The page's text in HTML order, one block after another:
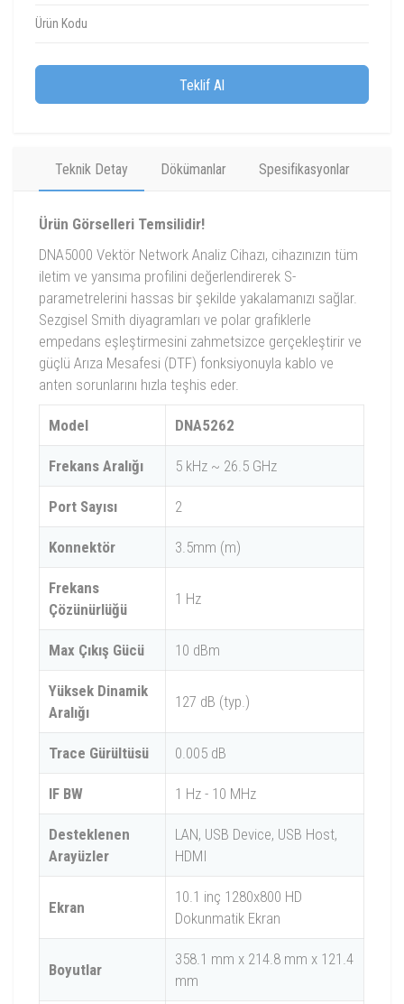
Ürün Kodu
Teklif Al
Teknik Detay Dökümanlar Spesifikasyonlar
Ürün Görselleri Temsilidir!
DNA5000 Vektör Network Analiz Cihazı, cihazınızın tüm
iletim ve yansıma profilini değerlendirerek S-
parametrelerini hassas bir şekilde yakalamanızı sağlar.
Sezgisel Smith diyagramları ve polar grafiklerle
empedans eşleştirmesini zahmetsizce gerçekleştirir ve
güçlü Arıza Mesafesi (DTF) fonksiyonuyla kablo ve
anten sorunlarını hızla teşhis eder.
Model DNA5262
Frekans Aralığı 5 kHz ~ 26.5 GHz
Port Sayısı 2
Konnektör 3.5mm (m)
Frekans
Çözünürlüğü
1 Hz
Max Çıkış Gücü 10 dBm
Yüksek Dinamik
Aralığı
127 dB (typ.)
Trace Gürültüsü 0.005 dB
IF BW 1 Hz - 10 MHz
Desteklenen
Arayüzler
LAN, USB Device, USB Host,
HDMI
Ekran
10.1 inç 1280x800 HD
Dokunmatik Ekran
Boyutlar
358.1 mm x 214.8 mm x 121.4
mm